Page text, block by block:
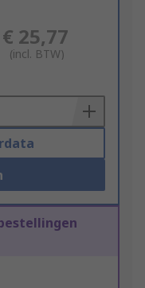
€ 25,77
(incl. BTW)